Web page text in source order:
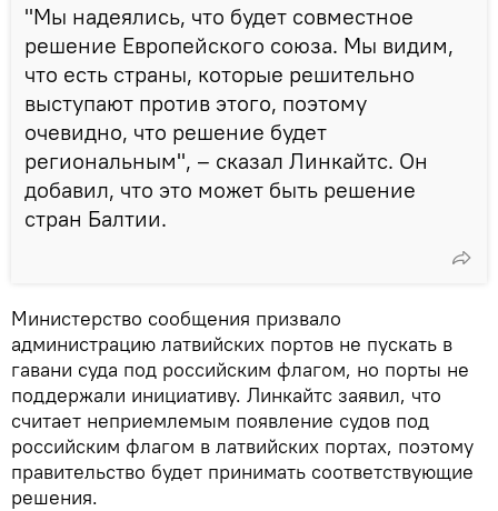
"Мы надеялись, что будет совместное
решение Европейского союза. Мы видим,
что есть страны, которые решительно
выступают против этого, поэтому
очевидно, что решение будет
региональным", – сказал Линкайтс. Он
добавил, что это может быть решение
стран Балтии.
Министерство сообщения призвало
администрацию латвийских портов не пускать в
гавани суда под российским флагом, но порты не
поддержали инициативу. Линкайтс заявил, что
считает неприемлемым появление судов под
российским флагом в латвийских портах, поэтому
правительство будет принимать соответствующие
решения.